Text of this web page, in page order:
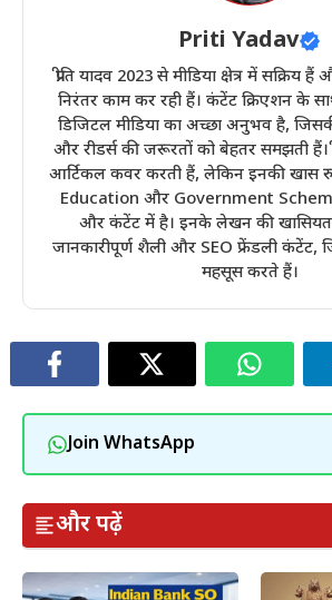
Priti Yadav
प्रीति यादव 2023 से मीडिया क्षेत्र में सक्रिय
निरंतर काम कर रही हैं। कंटेंट क्रिएशन के
डिजिटल मीडिया का अच्छा अनुभव है,
और रीडर्स की जरूरतों को बेहतर समझती हैं।
आर्टिकल कवर करती हैं, लेकिन इनकी खास
Education और Government
और कंटेंट में है। इनके लेखन की खासियत
जानकारीपूर्ण शैली और SEO फ्रेंडली कंटेंट,
महसूस करते हैं।
Join WhatsApp
और पढ़ें